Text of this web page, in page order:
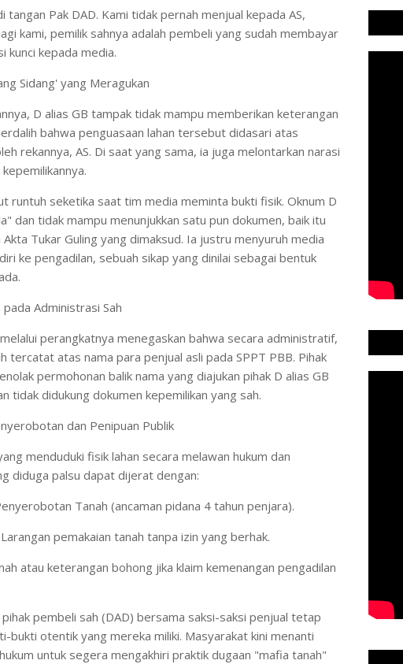
Pak DAD. Kami tidak pernah menjual kepada AS,
kami, pemilik sahnya adalah pembeli yang sudah membayar
kunci kepada media.
Sidang' yang Meragukan
D alias GB tampak tidak mampu memberikan keterangan
bahwa penguasaan lahan tersebut didasari atas
rekannya, AS. Di saat yang sama, ia juga melontarkan narasi
runtuh seketika saat tim media meminta bukti fisik. Oknum D
dan tidak mampu menunjukkan satu pun dokumen, baik itu
Tukar Guling yang dimaksud. Ia justru menyuruh media
ke pengadilan, sebuah sikap yang dinilai sebagai bentuk
Administrasi Sah
perangkatnya menegaskan bahwa secara administratif,
tercatat atas nama para penjual asli pada SPPT PBB. Pihak
permohonan balik nama yang diajukan pihak D alias GB
tidak didukung dokumen kepemilikan yang sah.
dan Penipuan Publik
menduduki fisik lahan secara melawan hukum dan
diduga palsu dapat dijerat dengan:
Tanah (ancaman pidana 4 tahun penjara).
pemakaian tanah tanpa izin yang berhak.
atau keterangan bohong jika klaim kemenangan pengadilan
pembeli sah (DAD) bersama saksi-saksi penjual tetap
bukti otentik yang mereka miliki. Masyarakat kini menanti
untuk segera mengakhiri praktik dugaan "mafia tanah"